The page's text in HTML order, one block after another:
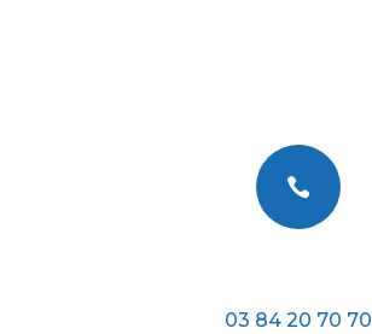

03 84 20 70 70